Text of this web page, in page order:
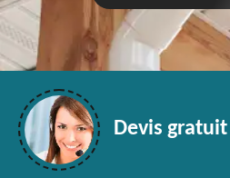
Devis gratuit